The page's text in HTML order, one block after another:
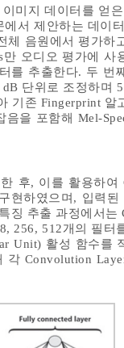
미지 데이터를 얻
서 제안하는 데이
체 음원에서 평가
오디오 평가에
를 추출한다. 두
단위로 조정하
기존 Fingerprint
을 포함해 Mel-
후, 이를 활용하
현하였으며, 입력
징 추출 과정에서
256, 512개의 필
Unit) 활성 함수를
각 Convolution